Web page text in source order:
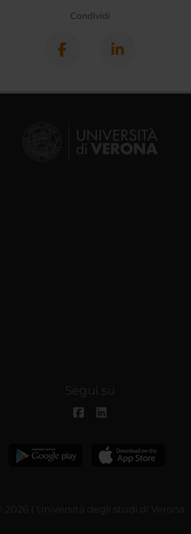
Condividi
Segui su
© 2026 | Università degli studi di Verona